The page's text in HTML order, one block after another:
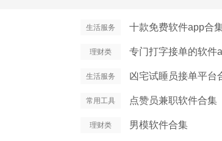
生活服务 十款免费软件app合
理财类 专门打字接单的软件
生活服务 凶宅试睡员接单平台
常用工具 点赞员兼职软件合集
理财类 男模软件合集